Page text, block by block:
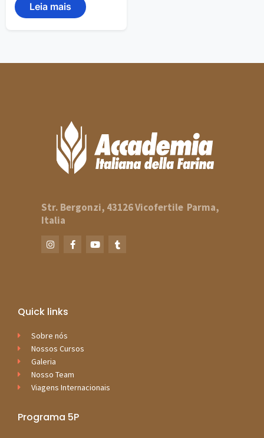
Leia mais
Str. Bergonzi, 43126 Vicofertile Parma,
Italia
Quick links
Sobre nós
Nossos Cursos
Galeria
Nosso Team
Viagens Internacionais
Programa 5P